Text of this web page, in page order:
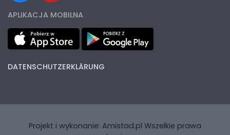
APLIKACJA MOBILNA
DATENSCHUTZERKLÄRUNG
Projekt i wykonanie: Amistad.pl Wszelkie prawa